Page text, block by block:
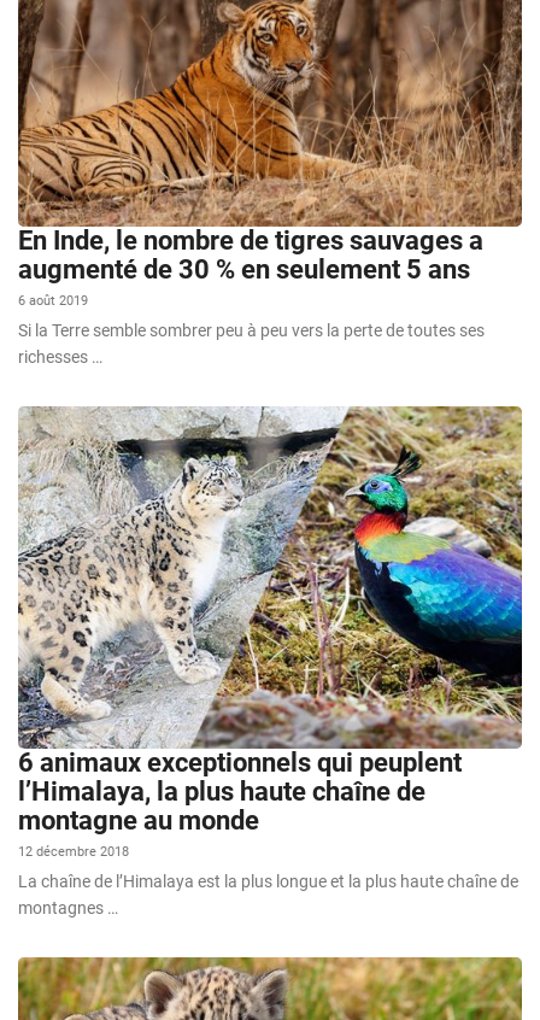
En Inde, le nombre de tigres sauvages a
augmenté de 30 % en seulement 5 ans
6 août 2019
Si la Terre semble sombrer peu à peu vers la perte de toutes ses
richesses …
6 animaux exceptionnels qui peuplent
l’Himalaya, la plus haute chaîne de
montagne au monde
12 décembre 2018
La chaîne de l’Himalaya est la plus longue et la plus haute chaîne de
montagnes …